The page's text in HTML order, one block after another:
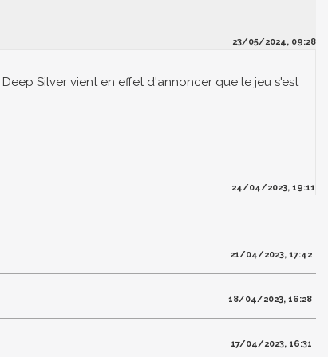
23/05/2024, 09:28
Silver vient en effet d'annoncer que le jeu s'est
24/04/2023, 19:11
21/04/2023, 17:42
18/04/2023, 16:28
17/04/2023, 16:31